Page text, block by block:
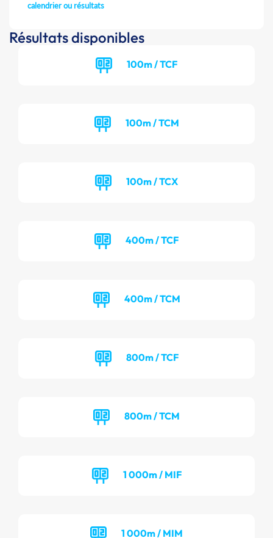
calendrier ou résultats
Résultats disponibles
100m / TCF
100m / TCM
100m / TCX
400m / TCF
400m / TCM
800m / TCF
800m / TCM
1 000m / MIF
1 000m / MIM